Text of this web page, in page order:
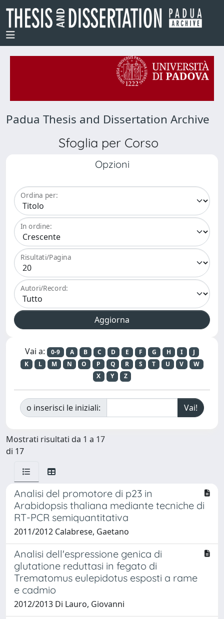
Padua Thesis and Dissertation Archive
Sfoglia per Corso
Opzioni
Ordina per:
In ordine:
Risultati/Pagina
Autori/Record:
Vai a: 0-9 A B C D E F G H I
J
K
L M N O P Q R S T U V
W
X
Y Z
o inserisci le iniziali:
Mostrati risultati da 1 a 17
di 17
Analisi del promotore di p23 in
Arabidopsis thaliana mediante tecniche di
RT-PCR semiquantitativa
2011/2012 Calabrese, Gaetano
Analisi dell'espressione genica di
glutatione reduttasi in fegato di
Trematomus eulepidotus esposti a rame
e cadmio
2012/2013 Di Lauro, Giovanni